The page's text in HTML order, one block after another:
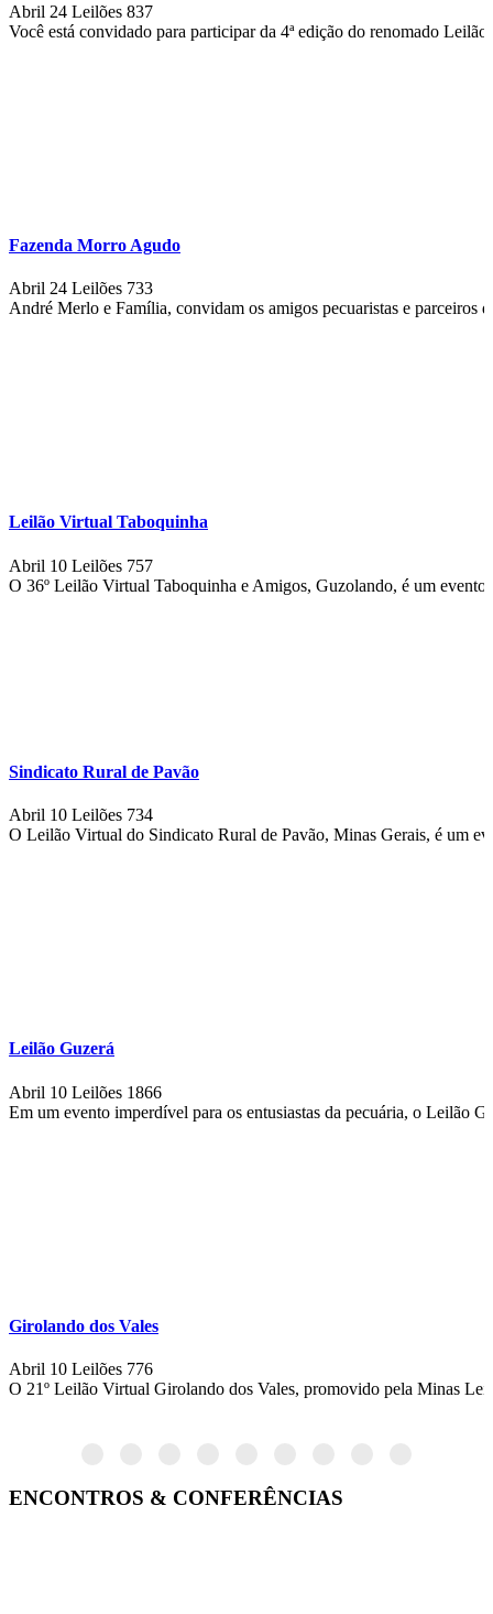
Abril 24 Leilões 837
Você está convidado para participar da 4ª edição do renomado
Fazenda Morro Agudo
Abril 24 Leilões 733
André Merlo e Família, convidam os amigos pecuaristas e
Leilão Virtual Taboquinha
Abril 10 Leilões 757
O 36º Leilão Virtual Taboquinha e Amigos, Guzolando, é um evento
Sindicato Rural de Pavão
Abril 10 Leilões 734
O Leilão Virtual do Sindicato Rural de Pavão, Minas Gerais, é um
Leilão Guzerá
Abril 10 Leilões 1866
Em um evento imperdível para os entusiastas da pecuária, o Leilão
Girolando dos Vales
Abril 10 Leilões 776
O 21º Leilão Virtual Girolando dos Vales, promovido pela Minas
ENCONTROS & CONFERÊNCIAS